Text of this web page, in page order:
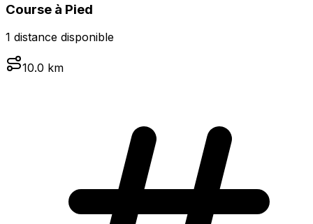
Course à Pied
1 distance disponible
10.0 km